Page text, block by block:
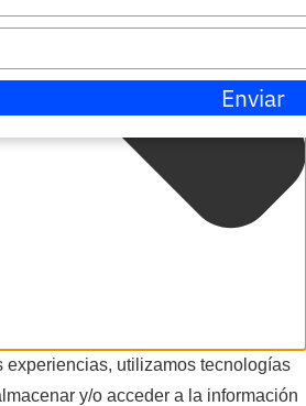
experiencias, utilizamos tecnologías
y/o acceder a la información
Enviar